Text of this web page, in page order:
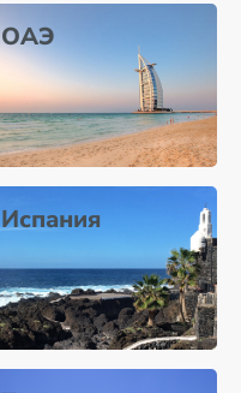
ОАЭ
Испания